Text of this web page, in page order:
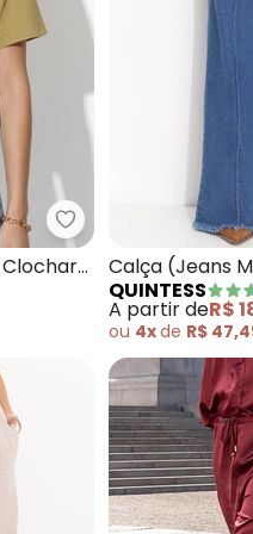
Quintess - Calça
Calça (Jeans
QUINTESS
A partir deR$
ou 4xde R$